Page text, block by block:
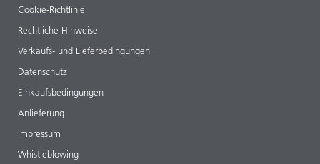
Regulatory Affairs
Additive Guide App
Videos
Downloads
Cookie-Richtlinie
Rechtliche Hinweise
Verkaufs- und Lieferbedingungen
Datenschutz
Einkaufsbedingungen
Anlieferung
Impressum
Whistleblowing